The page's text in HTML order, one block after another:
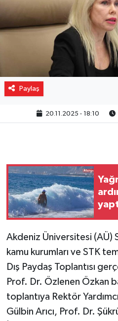
Paylaş
20.11.2025 - 18:10
Akdeniz Üniversitesi (AÜ)
kamu kurumları ve STK
Dış Paydaş Toplantısı
Prof. Dr. Özlenen Özkan
toplantıya Rektör
Gülbin Arıcı, Prof. Dr.
Turizm